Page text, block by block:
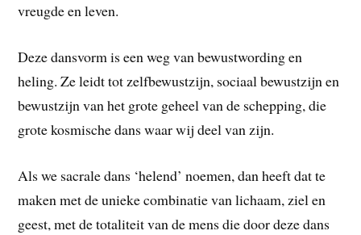
vreugde en leven.
Deze dansvorm is een weg van bewustwording en
heling. Ze leidt tot zelfbewustzijn, sociaal bewustzijn en
bewustzijn van het grote geheel van de schepping, die
grote kosmische dans waar wij deel van zijn.
Als we sacrale dans ‘helend’ noemen, dan heeft dat te
maken met de unieke combinatie van lichaam, ziel en
geest, met de totaliteit van de mens die door deze dans